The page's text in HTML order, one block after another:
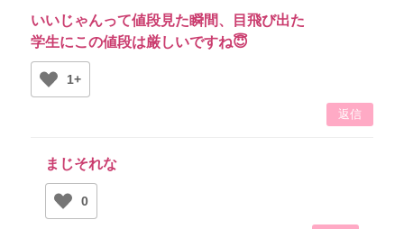
いいじゃんって値段見た瞬間、目飛び出た
学生にこの値段は厳しいですね😇
1+
返信
まじそれな
0